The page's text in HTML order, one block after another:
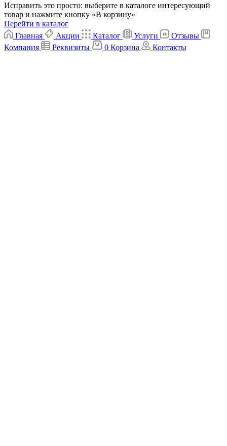
Исправить это просто: выберите в каталоге интересующий
товар и нажмите кнопку «В корзину»
Перейти в каталог
Главная
Акции Каталог Услуги
Отзывы
Компания
Реквизиты 0 Корзина Контакты